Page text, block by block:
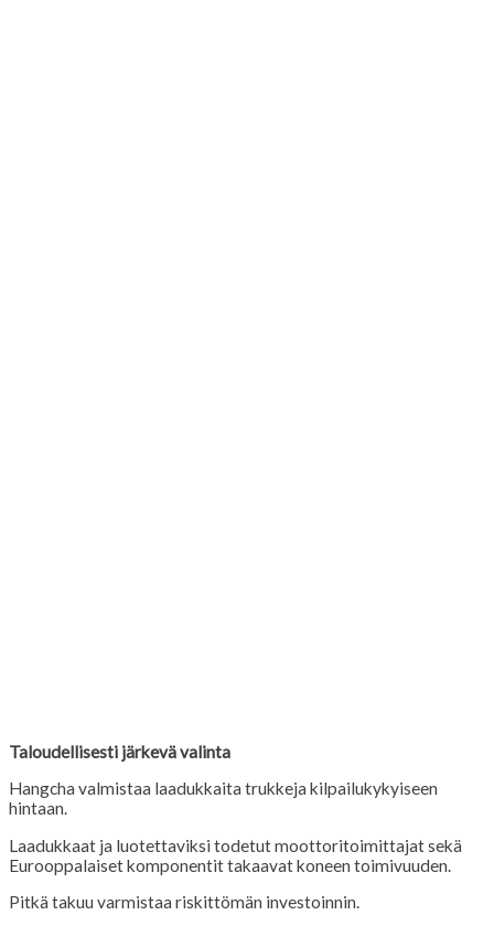
Taloudellisesti järkevä valinta
Hangcha valmistaa laadukkaita trukkeja kilpailukykyiseen
hintaan.
Laadukkaat ja luotettaviksi todetut moottoritoimittajat sekä
Eurooppalaiset komponentit takaavat koneen toimivuuden.
Pitkä takuu varmistaa riskittömän investoinnin.